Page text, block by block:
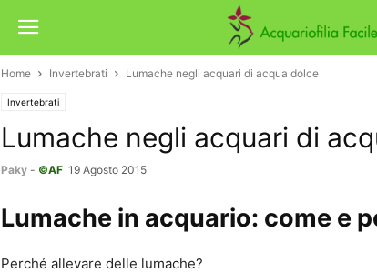
Home Invertebrati Lumache negli acquari di acqua dolce
Invertebrati
Lumache negli acquari di
Paky - ©AF 19 Agosto 2015
Lumache in acquario: come e
Perché allevare delle lumache?